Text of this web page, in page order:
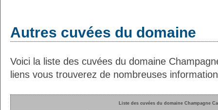
Autres cuvées du domaine
Voici la liste des cuvées du domaine
liens vous trouverez de nombreuses
Liste des cuvées du domaine Champagne